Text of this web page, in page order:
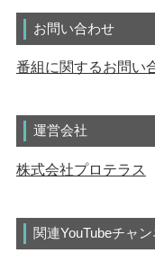
お問い合わせ
番組に関するお問い
運営会社
株式会社プロテラス
関連YouTubeチャ